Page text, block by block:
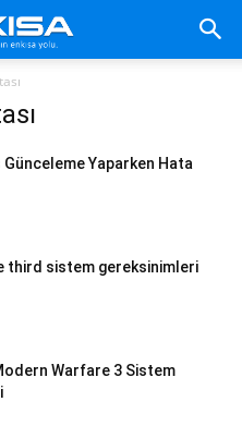
Günceleme Yaparken Hata
third sistem gereksinimleri
Warfare 3 Sistem